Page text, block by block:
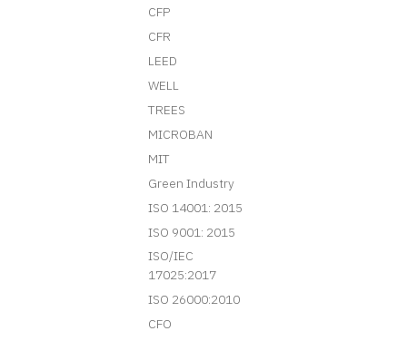
CFP
CFR
LEED
WELL
TREES
MICROBAN
MIT
Green Industry
ISO 14001: 2015
ISO 9001: 2015
ISO/IEC
17025:2017
ISO 26000:2010
CFO